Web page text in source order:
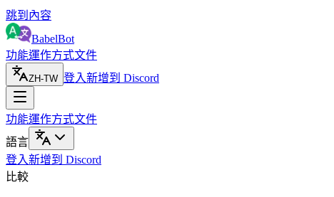
跳到內容
BabelBot
功能運作方式文件
ZH-TW 登入新增到 Discord
功能運作方式文件
語言
登入新增到 Discord
比較